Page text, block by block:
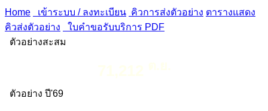
Home เข้าระบบ / ลงทะเบียน คิวการส่งตัวอย่าง ตารางแสดง
คิวส่งตัวอย่าง
ใบคำขอรับบริการ PDF
ตัวอย่างสะสม
ตัวอย่าง ปี'69